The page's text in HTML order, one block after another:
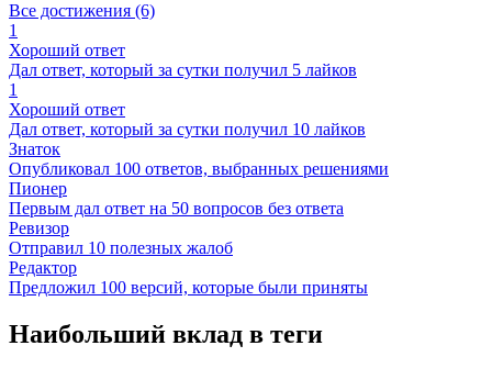
Все достижения (6)
1
Хороший ответ
Дал ответ, который за сутки получил 5 лайков
1
Хороший ответ
Дал ответ, который за сутки получил 10 лайков
Знаток
Опубликовал 100 ответов, выбранных решениями
Пионер
Первым дал ответ на 50 вопросов без ответа
Ревизор
Отправил 10 полезных жалоб
Редактор
Предложил 100 версий, которые были приняты
Наибольший вклад в теги